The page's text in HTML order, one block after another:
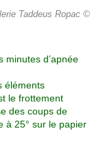
Taddeus Ropac ©
minutes d’apnée
éléments
le frottement
des coups de
à 25° sur le papier